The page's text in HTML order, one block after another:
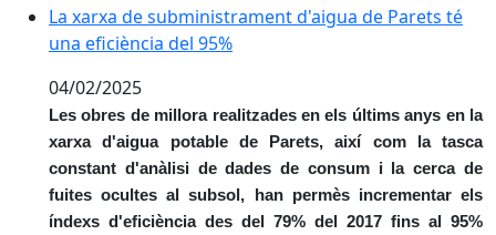
La xarxa de subministrament d'aigua de Parets té
La xarxa de subministrament d'aigua de Parets té
una eficiència del 95%
04/02/2025
Les obres de millora realitzades en els últims anys en la
xarxa d'aigua potable de Parets, així com la tasca
constant d'anàlisi de dades de consum i la cerca de
fuites ocultes al subsol, han permès incrementar els
índexs d'eficiència des del 79% del 2017 fins al 95%